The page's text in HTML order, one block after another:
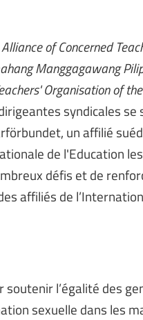
Alliance of Concerned
Manggagawang
Organisation of
syndicales se
un affilié
de l'Education
défis et de
affiliés de
l’égalité des
sexuelle dans les